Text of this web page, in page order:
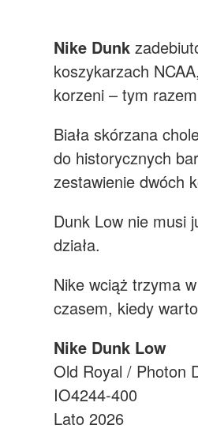
Nike Dunk
koszykarzach
korzeni – tym
Biała skórzana
do historycznych
zestawienie dwóch
Dunk Low nie musi
działa.
Nike wciąż trzyma
czasem, kiedy
Nike Dunk Low
Old Royal / Photon
IO4244-400
Lato 2026